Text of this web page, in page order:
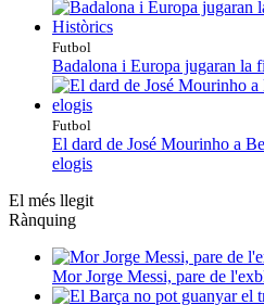
Futbol
Badalona i Europa jugaran la
Futbol
El dard de José Mourinho a
elogis
El més llegit
Rànquing
Mor Jorge Messi, pare de